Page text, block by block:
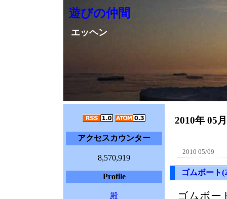
遊びの仲間
エッヘン
アクセスカウンター
8,570,919
Profile
殿
2010年 05
2010 05/09
ゴムボート
ゴムボー